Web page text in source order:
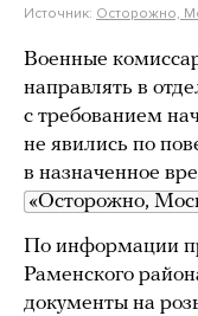
Источник: Осторожно,
Военные
направлять в
с требованием
не явились по
в назначенное
«Осторожно,
По информации
Раменского
документы на